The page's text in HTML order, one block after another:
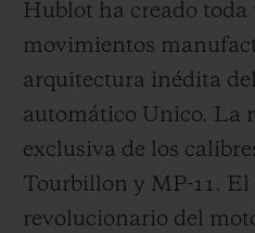
Hublot ha creado toda
movimientos
arquitectura inédita
automático Unico. La
exclusiva de los
Tourbillon y MP-11. El
revolucionario del